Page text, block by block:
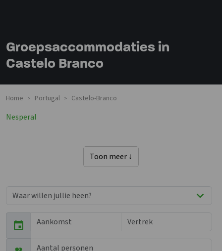
Groepsaccommodaties in
Castelo Branco
Home > Portugal > Castelo-Branco
Nesperal
Toon meer ↓